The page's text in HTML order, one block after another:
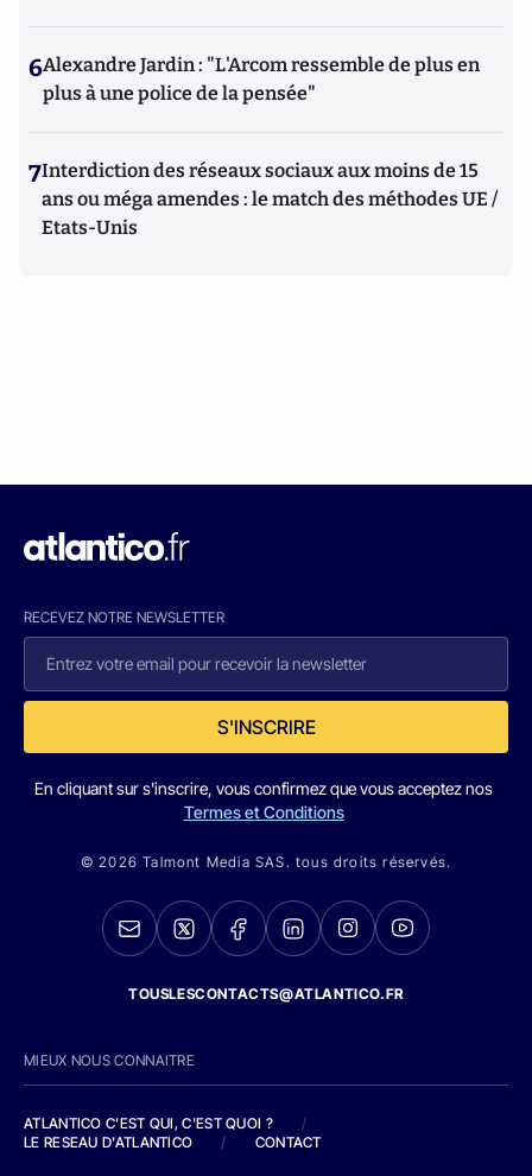
6Alexandre Jardin : "L'Arcom ressemble de plus en
plus à une police de la pensée"
7Interdiction des réseaux sociaux aux moins de 15
ans ou méga amendes : le match des méthodes UE /
Etats-Unis
RECEVEZ NOTRE NEWSLETTER
S'INSCRIRE
En cliquant sur s'inscrire, vous confirmez que vous acceptez nos
Termes et Conditions
© 2026 Talmont Media SAS. tous droits réservés.
TOUSLESCONTACTS@ATLANTICO.FR
MIEUX NOUS CONNAITRE
ATLANTICO C'EST QUI, C'EST QUOI ?
/
LE RESEAU D'ATLANTICO
/ CONTACT